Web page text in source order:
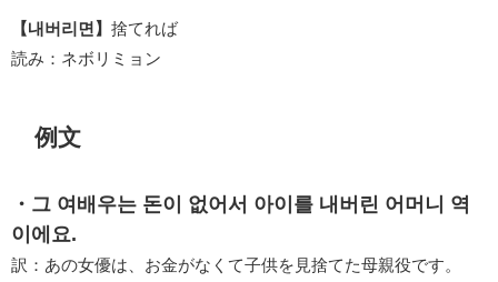
【내버리면】 捨てれば
読み：ネボリミョン
例文
・그 여배우는 돈이 없어서 아이를 내버린 어머니 역
이에요.
訳：あの女優は、お金がなくて子供を見捨てた母親役です。